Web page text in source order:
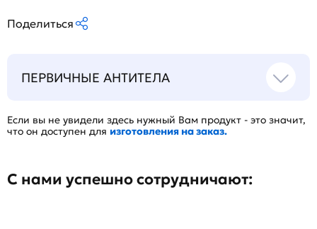
Поделиться
ПЕРВИЧНЫЕ АНТИТЕЛА
Если вы не увидели здесь нужный Вам продукт - это значит,
что он доступен для изготовления на заказ.
С нами успешно сотрудничают: